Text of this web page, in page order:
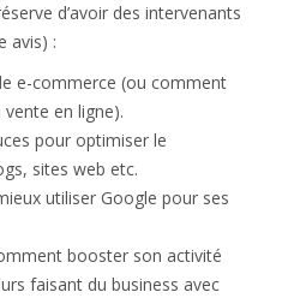
d’avoir des intervenants
avis) :
e-commerce (ou comment
vente en ligne).
pour optimiser le
sites web etc.
utiliser Google pour ses
booster son activité
faisant du business avec